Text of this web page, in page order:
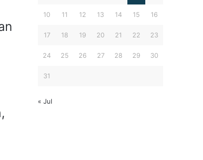
10 11 12 13 14 15 16
17 18 19 20 21 22 23
24 25 26 27 28 29 30
31
« Jul